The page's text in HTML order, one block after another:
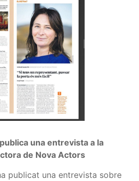
una entrevista a la
de Nova Actors
publicat una entrevista sobre